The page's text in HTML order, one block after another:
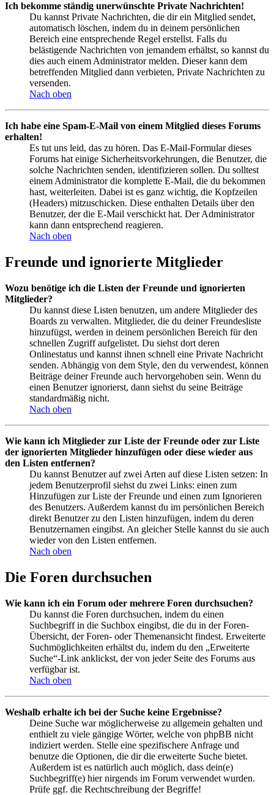
Ich bekomme ständig unerwünschte Private Nachrichten!
Du kannst Private Nachrichten, die dir ein Mitglied sendet,
automatisch löschen, indem du in deinem persönlichen
Bereich eine entsprechende Regel erstellst. Falls du
belästigende Nachrichten von jemandem erhältst, so kannst du
dies auch einem Administrator melden. Dieser kann dem
betreffenden Mitglied dann verbieten, Private Nachrichten zu
versenden.
Nach oben
Ich habe eine Spam-E-Mail von einem Mitglied dieses Forums
erhalten!
Es tut uns leid, das zu hören. Das E-Mail-Formular dieses
Forums hat einige Sicherheitsvorkehrungen, die Benutzer, die
solche Nachrichten senden, identifizieren sollen. Du solltest
einem Administrator die komplette E-Mail, die du bekommen
hast, weiterleiten. Dabei ist es ganz wichtig, die Kopfzeilen
(Headers) mitzuschicken. Diese enthalten Details über den
Benutzer, der die E-Mail verschickt hat. Der Administrator
kann dann entsprechend reagieren.
Nach oben
Freunde und ignorierte Mitglieder
Wozu benötige ich die Listen der Freunde und ignorierten
Mitglieder?
Du kannst diese Listen benutzen, um andere Mitglieder des
Boards zu verwalten. Mitglieder, die du deiner Freundesliste
hinzufügst, werden in deinem persönlichen Bereich für den
schnellen Zugriff aufgelistet. Du siehst dort deren
Onlinestatus und kannst ihnen schnell eine Private Nachricht
senden. Abhängig von dem Style, den du verwendest, können
Beiträge deiner Freunde auch hervorgehoben sein. Wenn du
einen Benutzer ignorierst, dann siehst du seine Beiträge
standardmäßig nicht.
Nach oben
Wie kann ich Mitglieder zur Liste der Freunde oder zur Liste
der ignorierten Mitglieder hinzufügen oder diese wieder aus
den Listen entfernen?
Du kannst Benutzer auf zwei Arten auf diese Listen setzen: In
jedem Benutzerprofil siehst du zwei Links: einen zum
Hinzufügen zur Liste der Freunde und einen zum Ignorieren
des Benutzers. Außerdem kannst du im persönlichen Bereich
direkt Benutzer zu den Listen hinzufügen, indem du deren
Benutzernamen eingibst. An gleicher Stelle kannst du sie auch
wieder von den Listen entfernen.
Nach oben
Die Foren durchsuchen
Wie kann ich ein Forum oder mehrere Foren durchsuchen?
Du kannst die Foren durchsuchen, indem du einen
Suchbegriff in die Suchbox eingibst, die du in der Foren-
Übersicht, der Foren- oder Themenansicht findest. Erweiterte
Suchmöglichkeiten erhältst du, indem du den „Erweiterte
Suche“-Link anklickst, der von jeder Seite des Forums aus
verfügbar ist.
Nach oben
Weshalb erhalte ich bei der Suche keine Ergebnisse?
Deine Suche war möglicherweise zu allgemein gehalten und
enthielt zu viele gängige Wörter, welche von phpBB nicht
indiziert werden. Stelle eine spezifischere Anfrage und
benutze die Optionen, die dir die erweiterte Suche bietet.
Außerdem ist es natürlich auch möglich, dass dein(e)
Suchbegriff(e) hier nirgends im Forum verwendet wurden.
Prüfe ggf. die Rechtschreibung der Begriffe!